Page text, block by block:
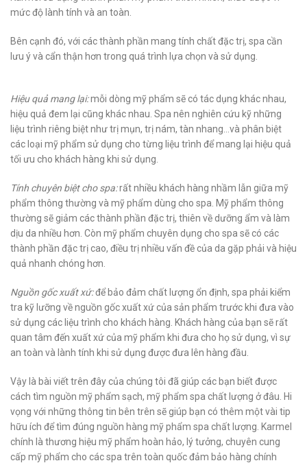
mức độ lành tính và an toàn.
Bên cạnh đó, với các thành phần mang tính chất đặc trị, spa cần
lưu ý và cẩn thận hơn trong quá trình lựa chọn và sử dụng.
Hiệu quả mang lại:mỗi dòng mỹ phẩm sẽ có tác dụng khác nhau,
hiệu quả đem lại cũng khác nhau. Spa nên nghiên cứu kỹ những
liệu trình riêng biệt như trị mụn, trị nám, tàn nhang…và phân biệt
các loại mỹ phẩm sử dụng cho từng liệu trình để mang lại hiệu quả
tối ưu cho khách hàng khi sử dụng.
Tính chuyên biệt cho spa:rất nhiều khách hàng nhầm lẫn giữa mỹ
phẩm thông thường và mỹ phẩm dùng cho spa. Mỹ phẩm thông
thường sẽ giảm các thành phần đặc trị, thiên về dưỡng ẩm và làm
dịu da nhiều hơn. Còn mỹ phẩm chuyên dụng cho spa sẽ có các
thành phần đặc trị cao, điều trị nhiều vấn đề của da gặp phải và hiệu
quả nhanh chóng hơn.
Nguồn gốc xuất xứ:để bảo đảm chất lượng ổn định, spa phải kiểm
tra kỹ lưỡng về nguồn gốc xuất xứ của sản phẩm trước khi đưa vào
sử dụng các liệu trình cho khách hàng. Khách hàng của bạn sẽ rất
quan tâm đến xuất xứ của mỹ phẩm khi đưa cho họ sử dụng, vì sự
an toàn và lành tính khi sử dụng được đưa lên hàng đầu.
Vậy là bài viết trên đây của chúng tôi đã giúp các bạn biết được
cách tìm nguồn mỹ phẩm sạch, mỹ phẩm spa chất lượng ở đâu. Hi
vọng với những thông tin bên trên sẽ giúp bạn có thêm một vài tip
hữu ích để tìm đúng nguồn hàng mỹ phẩm spa chất lượng. Karmel
chính là thương hiệu mỹ phẩm hoàn hảo, lý tưởng, chuyên cung
cấp mỹ phẩm cho các spa trên toàn quốc đảm bảo hàng chính